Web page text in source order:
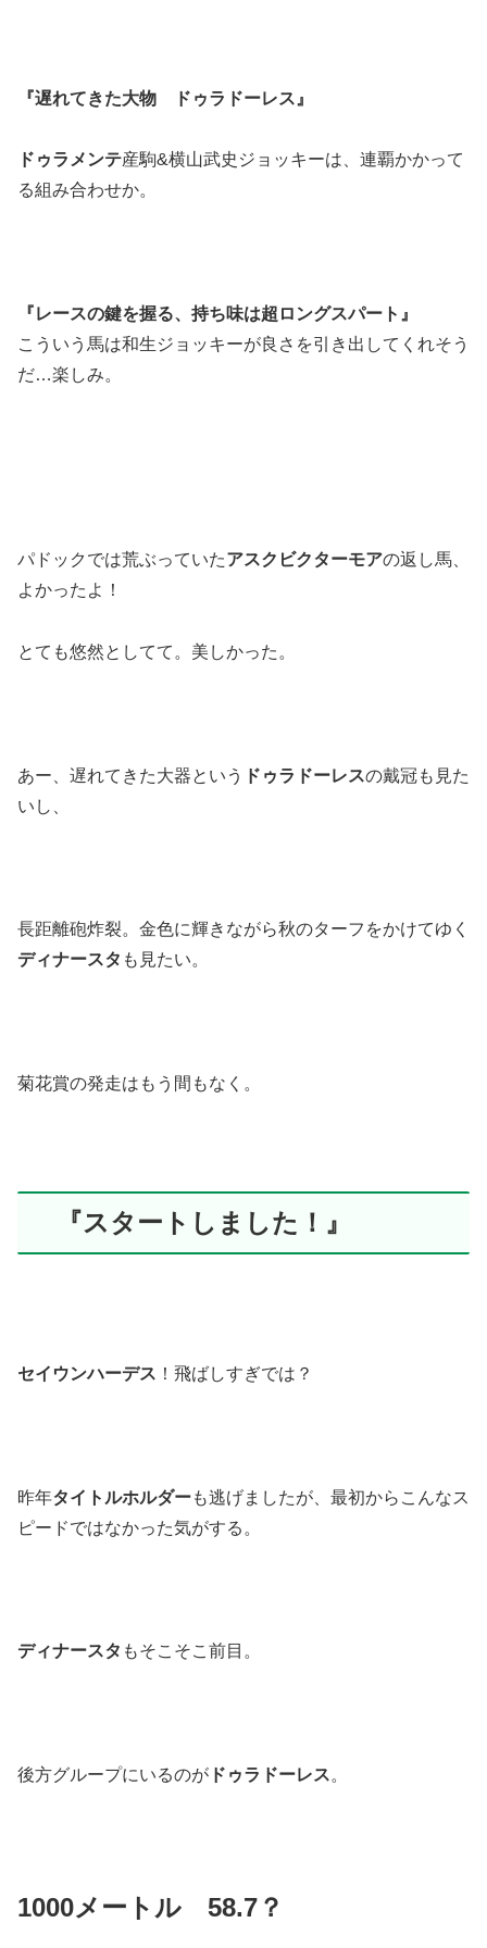
『遅れてきた大物 ドゥラドーレス』
ドゥラメンテ産駒&横山武史ジョッキーは、連覇かかって
る組み合わせか。
『レースの鍵を握る、持ち味は超ロングスパート』
こういう馬は和生ジョッキーが良さを引き出してくれそう
だ…楽しみ。
パドックでは荒ぶっていたアスクビクターモアの返し馬、
よかったよ！
とても悠然としてて。美しかった。
あー、遅れてきた大器という ドゥラドーレスの戴冠も見た
いし、
長距離砲炸裂。金色に輝きながら秋のターフをかけてゆく
ディナースタ も見たい。
菊花賞の発走はもう間もなく。
『スタートしました！』
セイウンハーデス ！飛ばしすぎでは？
昨年タイトルホルダーも逃げましたが、最初からこんなス
ピードではなかった気がする。
ディナースタ もそこそこ前目。
後方グループにいるのが ドゥラドーレス。
1000メートル 58.7？